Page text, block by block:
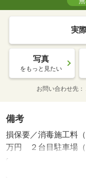
実
写真
をもっと見たい
お問い合わせ先
備考
損保要／消毒施工料
万円 ２台目駐車場（
用必：保証人代行サ
料 １０ ０００円／